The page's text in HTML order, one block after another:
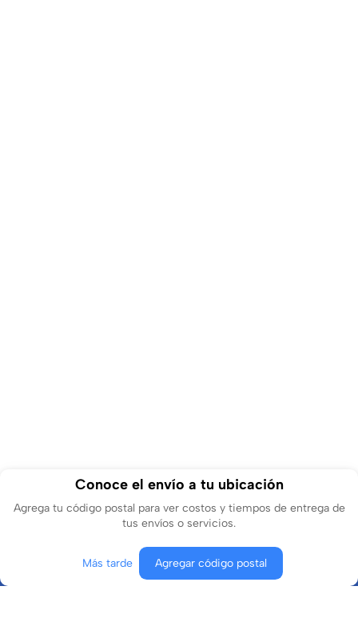
Conoce el envío a tu ubicación
Agrega tu código postal para ver costos y tiempos de entrega de
tus envíos o servicios.
Más tarde Agregar código postal